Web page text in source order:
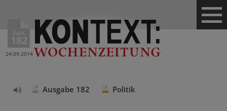
Ausg.
182
24.09.2014
Ausgabe 182 Politik